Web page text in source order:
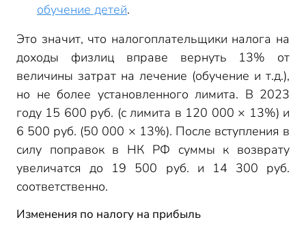
обучение детей.
Это значит, что налогоплательщики налога на
доходы физлиц вправе вернуть 13% от
величины затрат на лечение (обучение и т.д.),
но не более установленного лимита. В 2023
году 15 600 руб. (с лимита в 120 000 × 13%) и
6 500 руб. (50 000 × 13%). После вступления в
силу поправок в НК РФ суммы к возврату
увеличатся до 19 500 руб. и 14 300 руб.
соответственно.
Изменения по налогу на прибыль